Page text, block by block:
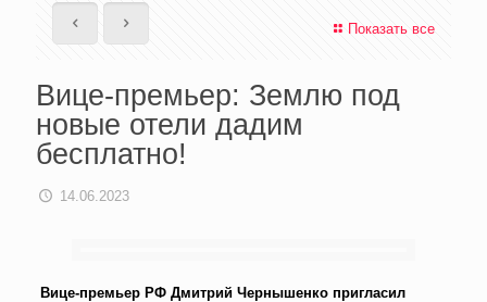
Показать все
Вице-премьер: Землю под
новые отели дадим
бесплатно!
14.06.2023
Вице-премьер РФ Дмитрий Чернышенко пригласил